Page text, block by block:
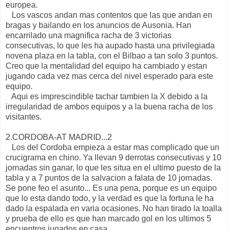
europea.
Los vascos andan mas contentos que las que andan en
bragas y bailando en los anuncios de Ausonia. Han
encarrilado una magnifica racha de 3 victorias
consecutivas, lo que les ha aupado hasta una privilegiada
novena plaza en la tabla, con el Bilbao a tan solo 3 puntos.
Creo que la mentalidad del equipo ha cambiado y estan
jugando cada vez mas cerca del nivel esperado para este
equipo.
Aqui es imprescindible tachar tambien la X debido a la
irregularidad de ambos equipos y a la buena racha de los
visitantes.
2.CORDOBA-AT MADRID...2
Los del Cordoba empieza a estar mas complicado que un
crucigrama en chino. Ya llevan 9 derrotas consecutivas y 10
jornadas sin ganar, lo que les situa en el ultimo puesto de la
tabla y a 7 puntos de la salvacion a falata de 10 jornadas.
Se pone feo el asunto... Es una pena, porque es un equipo
que lo esta dando todo, y la verdad es que la fortuna le ha
dado la espalada en varia ocasiones. No han tirado la toalla
y prueba de ello es que han marcado gol en los ultimos 5